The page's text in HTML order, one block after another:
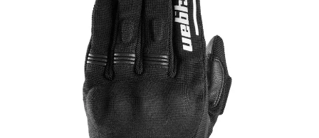
Guide d’achat